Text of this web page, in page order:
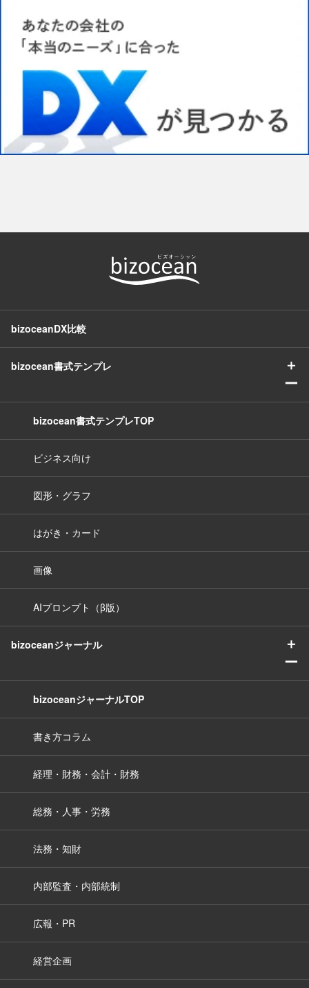
bizoceanDX比較
bizocean書式テンプレ
＋
ー
bizocean書式テンプレTOP
ビジネス向け
図形・グラフ
はがき・カード
画像
AIプロンプト（β版）
bizoceanジャーナル
＋
ー
bizoceanジャーナルTOP
書き方コラム
経理・財務・会計・財務
総務・人事・労務
法務・知財
内部監査・内部統制
広報・PR
経営企画